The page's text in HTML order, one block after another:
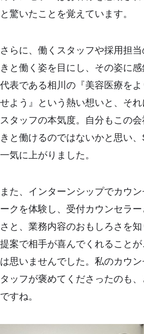
と驚いたことを覚えています。
さらに、働くスタッフや採用担
きと働く姿を目にし、その姿に感
代表である相川の『美容医療を
せよう』という熱い想いと、そ
スタッフの本気度。自分もこの
きと働けるのではないかと思い
一気に上がりました。
また、インターンシップでカウ
ークを体験し、受付カウンセラ
さと、業務内容のおもしろさを
提案で相手が喜んでくれること
は思いませんでした。私のカウ
タッフが褒めてくださったのも
ですね。